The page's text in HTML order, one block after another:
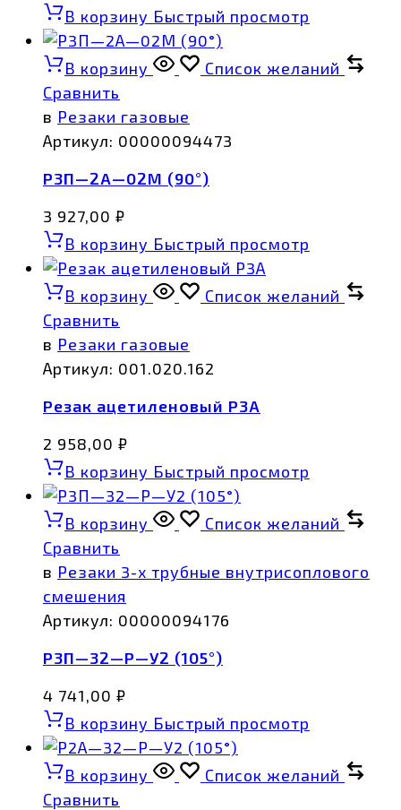
В корзину Быстрый просмотр
В корзину
Список желаний
Сравнить
в Резаки газовые
Артикул: 00000094473
Р3П—2А—02М (90°)
3 927,00 ₽
В корзину Быстрый просмотр
В корзину
Список желаний
Сравнить
в Резаки газовые
Артикул: 001.020.162
Резак ацетиленовый Р3А
2 958,00 ₽
В корзину Быстрый просмотр
В корзину
Список желаний
Сравнить
в Резаки 3-х трубные внутрисоплового
смешения
Артикул: 00000094176
Р3П—32—Р—У2 (105°)
4 741,00 ₽
В корзину Быстрый просмотр
В корзину
Список желаний
Сравнить